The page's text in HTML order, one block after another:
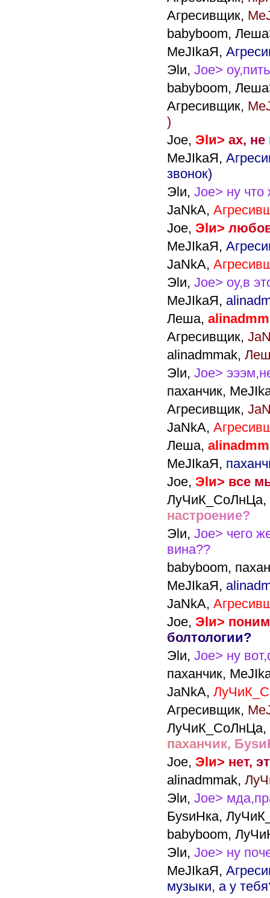
Агресивщик,
babyboom,
MeJIkaЯ,
Эlи, Joe>
babyboom,
Агресивщик,
)
Joe, Эlи> ах, не
MeJIkaЯ,
звонок)
Эlи, Joe> ну
JaNkA,
Joe, Эlи> любо
MeJIkaЯ,
JaNkA,
Эlи, Joe> оу,в
MeJIkaЯ,
Леша,
Агресивщик,
alinadmmak,
Эlи, Joe>
паханчик,
Агресивщик,
JaNkA,
Леша,
MeJIkaЯ,
Joe, Эlи> все м
ЛуЧиК_СоЛнЦа,
настроение?
Эlи, Joe> чего
вина??
babyboom,
MeJIkaЯ,
JaNkA,
Joe, Эlи> поним
болтологии?
Эlи, Joe> ну
паханчик,
JaNkA,
Агресивщик,
ЛуЧиК_СоЛнЦа,
паханчик, Буsи
Joe, Эlи> нет, эт
alinadmmak,
Эlи, Joe>
БуsиНка,
babyboom,
Эlи, Joe> ну
MeJIkaЯ,
музыки, а у